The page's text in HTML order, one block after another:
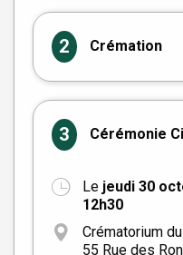
2 Crémation
3 Cérémonie
Le jeudi 30
12h30
Crématorium
55 Rue des